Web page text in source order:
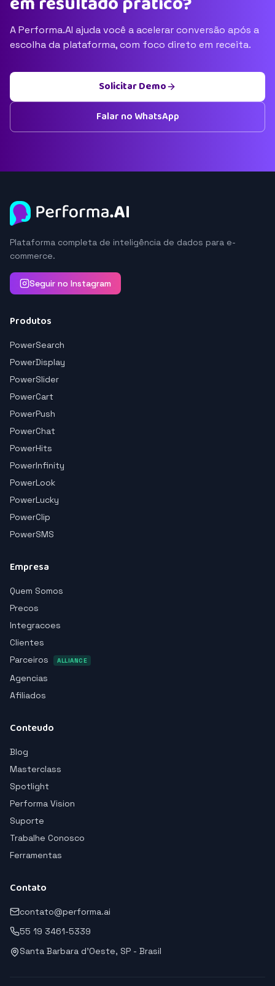
A Performa.AI ajuda você a acelerar conversão após a
escolha da plataforma, com foco direto em receita.
Solicitar Demo
Falar no WhatsApp
Plataforma completa de inteligência de dados para e-
commerce.
Seguir no Instagram
Produtos
PowerSearch
PowerDisplay
PowerSlider
PowerCart
PowerPush
PowerChat
PowerHits
PowerInfinity
PowerLook
PowerLucky
PowerClip
PowerSMS
Empresa
Quem Somos
Precos
Integracoes
Clientes
Parceiros
ALLIANCE
Agencias
Afiliados
Conteudo
Blog
Masterclass
Spotlight
Performa Vision
Suporte
Trabalhe Conosco
Ferramentas
Contato
contato@performa.ai
55 19 3461-5339
Santa Barbara d'Oeste, SP - Brasil